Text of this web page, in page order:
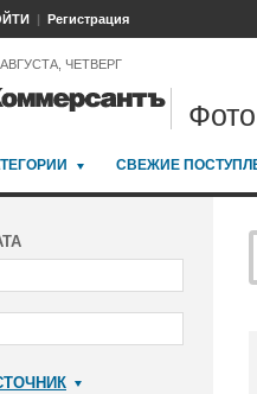
Регистрация
АВГУСТА, ЧЕТВЕРГ
Фото
СВЕЖИЕ